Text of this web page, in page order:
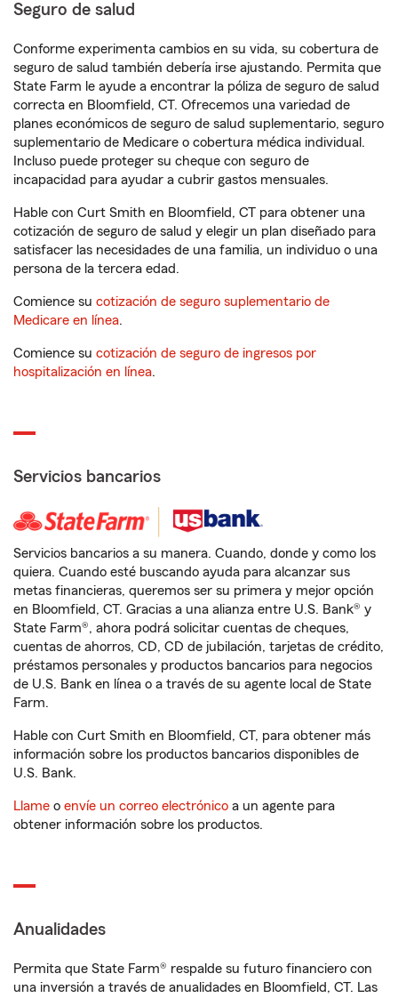
Seguro de salud
Conforme experimenta cambios en su vida, su cobertura de
seguro de salud también debería irse ajustando. Permita que
State Farm le ayude a encontrar la póliza de seguro de salud
correcta en Bloomfield, CT. Ofrecemos una variedad de
planes económicos de seguro de salud suplementario, seguro
suplementario de Medicare o cobertura médica individual.
Incluso puede proteger su cheque con seguro de
incapacidad para ayudar a cubrir gastos mensuales.
Hable con Curt Smith en Bloomfield, CT para obtener una
cotización de seguro de salud y elegir un plan diseñado para
satisfacer las necesidades de una familia, un individuo o una
persona de la tercera edad.
Comience su cotización de seguro suplementario de
Medicare en línea.
Comience su cotización de seguro de ingresos por
hospitalización en línea.
Servicios bancarios
Servicios bancarios a su manera. Cuando, donde y como los
quiera. Cuando esté buscando ayuda para alcanzar sus
metas financieras, queremos ser su primera y mejor opción
en Bloomfield, CT. Gracias a una alianza entre U.S. Bank® y
State Farm®, ahora podrá solicitar cuentas de cheques,
cuentas de ahorros, CD, CD de jubilación, tarjetas de crédito,
préstamos personales y productos bancarios para negocios
de U.S. Bank en línea o a través de su agente local de State
Farm.
Hable con Curt Smith en Bloomfield, CT, para obtener más
información sobre los productos bancarios disponibles de
U.S. Bank.
Llame o envíe un correo electrónico a un agente para
obtener información sobre los productos.
Anualidades
Permita que State Farm® respalde su futuro financiero con
una inversión a través de anualidades en Bloomfield, CT. Las